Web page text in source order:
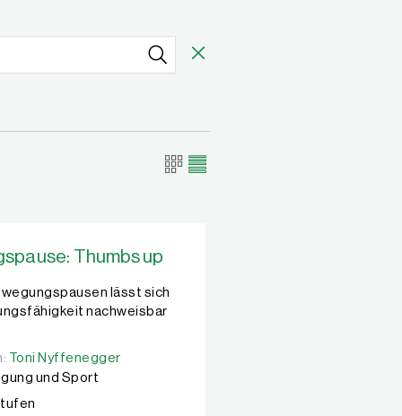
Thumbs up
lässt sich
nachweisbar
Toni Nyffenegger
Toni Nyffenegger
und Sport